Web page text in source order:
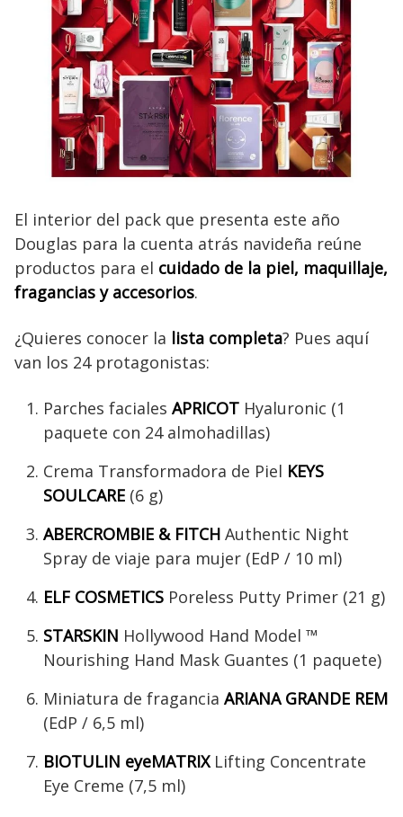
El interior del pack que presenta este año
Douglas para la cuenta atrás navideña reúne
productos para el cuidado de la piel, maquillaje,
fragancias y accesorios.
¿Quieres conocer la lista completa? Pues aquí
van los 24 protagonistas:
Parches faciales APRICOT Hyaluronic (1
paquete con 24 almohadillas)
Crema Transformadora de Piel KEYS
SOULCARE (6 g)
ABERCROMBIE & FITCH Authentic Night
Spray de viaje para mujer (EdP / 10 ml)
ELF COSMETICS Poreless Putty Primer (21 g)
STARSKIN Hollywood Hand Model ™
Nourishing Hand Mask Guantes (1 paquete)
Miniatura de fragancia ARIANA GRANDE REM
(EdP / 6,5 ml)
BIOTULIN eyeMATRIXLifting Concentrate
Eye Creme (7,5 ml)